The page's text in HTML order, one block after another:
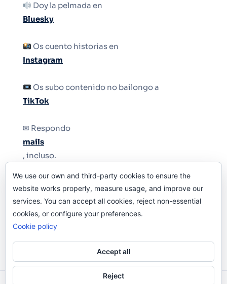
Doy la pelmada en
Bluesky
Os cuento historias en
Instagram
Os subo contenido no bailongo a
TikTok
✉ Respondo
mails
, incluso.
Y si una persona no puede tener teléfono, que
le quiten el teléfono.
We use our own and third-party cookies to ensure the
website works properly, measure usage, and improve our
services. You can accept all cookies, reject non-essential
cookies, or configure your preferences.
Cookie policy
Accept all
Reject